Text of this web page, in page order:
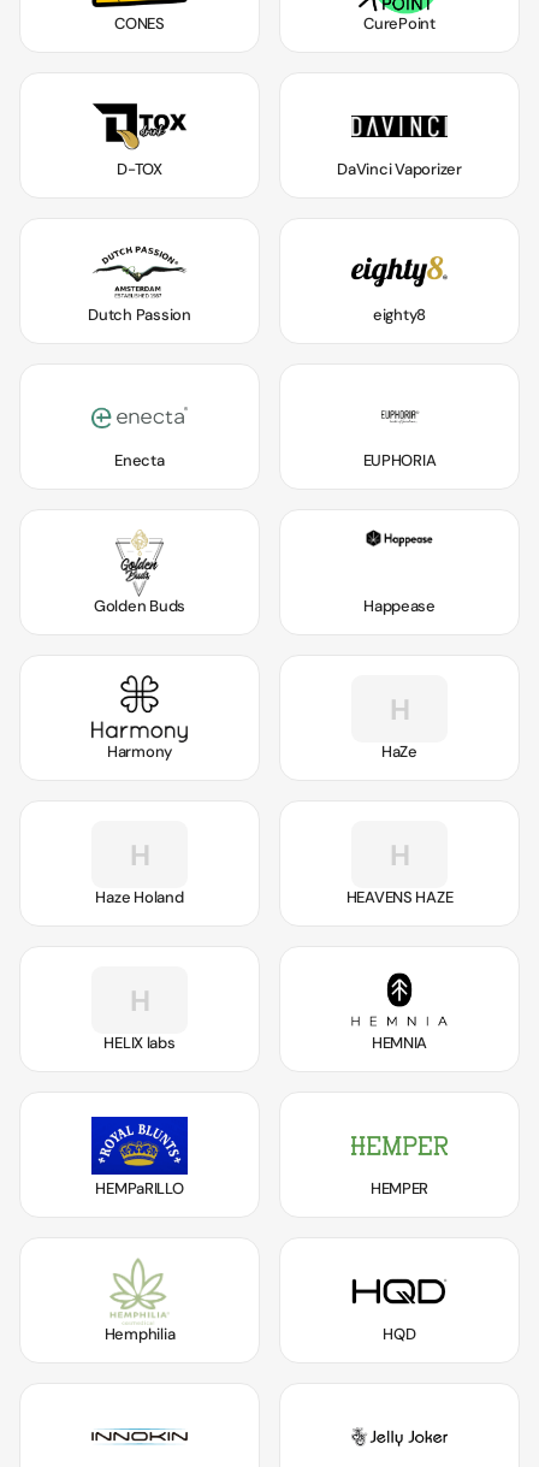
CONES CurePoint
D-TOX DaVinci Vaporizer
Dutch Passion eighty8
Enecta EUPHORIA
Golden Buds Happease
Harmony
H
HaZe
H
Haze Holand
H
HEAVENS HAZE
H
HELIX labs HEMNIA
HEMPaRILLO HEMPER
Hemphilia HQD